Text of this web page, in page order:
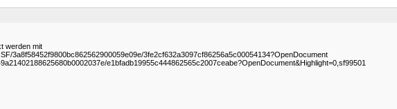
werden mit
3a8f58452f9800bc862562900059e09e/3fe2cf632a3097cf86256a5c00054134?OpenDocument
e1bfadb19955c444862565c2007ceabe?OpenDocument&Highlight=0,sf99501